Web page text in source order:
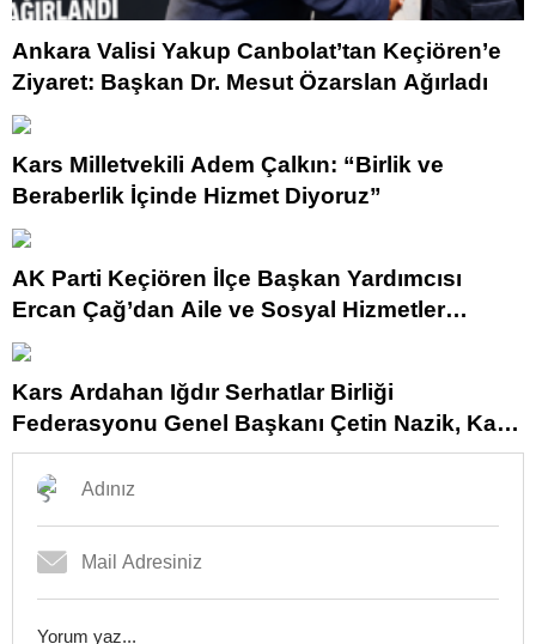
Ankara Valisi Yakup Canbolat’tan Keçiören’e
Ziyaret: Başkan Dr. Mesut Özarslan Ağırladı
Kars Milletvekili Adem Çalkın: “Birlik ve
Beraberlik İçinde Hizmet Diyoruz”
AK Parti Keçiören İlçe Başkan Yardımcısı
Ercan Çağ’dan Aile ve Sosyal Hizmetler
Bakanlığı’na Önemli Ziyaret
Kars Ardahan Iğdır Serhatlar Birliği
Federasyonu Genel Başkanı Çetin Nazik, Kars
Balını Bakan Yardımcısı Hamza Yerlikaya’ya
Tanıttı